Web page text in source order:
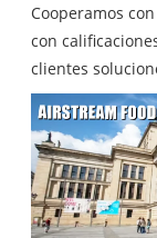
Cooperamos
con
clientes